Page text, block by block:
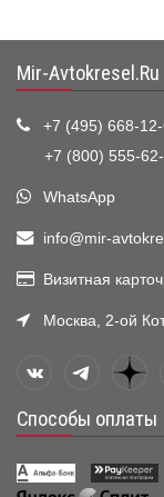
Mir-
+7 (495) 668-
+7 (800) 555-
WhatsApp
info@mir-
Визитная
Москва, 2-ой
Способы оплаты